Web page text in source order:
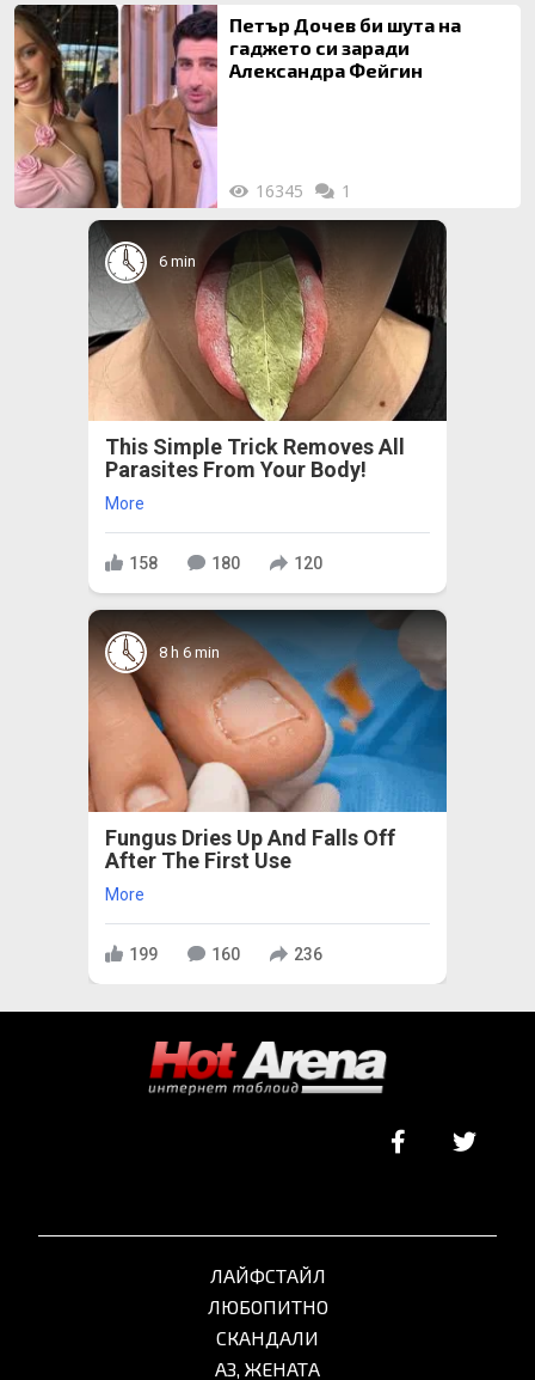
Петър Дочев би шута на
гаджето си заради
Александра Фейгин
16345 1
6 min
This Simple Trick Removes All
Parasites From Your Body!
More
158 180 120
8 h 6 min
Fungus Dries Up And Falls Off
After The First Use
More
199 160 236
ЛАЙФСТАЙЛ
ЛЮБОПИТНО
СКАНДАЛИ
АЗ, ЖЕНАТА